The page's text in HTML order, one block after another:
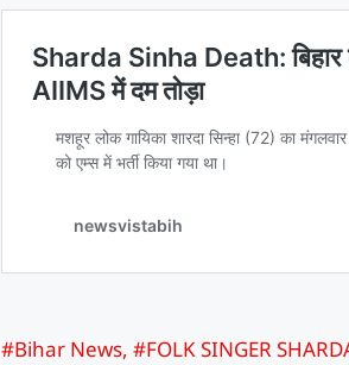
#Bihar News,#FOLK SINGER